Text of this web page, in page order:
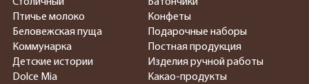
Столичный
Птичье молоко
Беловежская пуща
Коммунарка
Детские истории
Dolce Mia
Батончики
Конфеты
Подарочные наборы
Постная продукция
Изделия ручной работы
Какао-продукты